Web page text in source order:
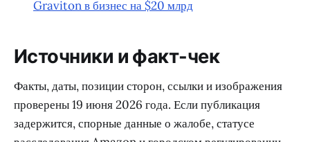
Graviton в бизнес на $20 млрд
Источники и факт-чек
Факты, даты, позиции сторон, ссылки и изображения
проверены 19 июня 2026 года. Если публикация
задержится, спорные данные о жалобе, статусе